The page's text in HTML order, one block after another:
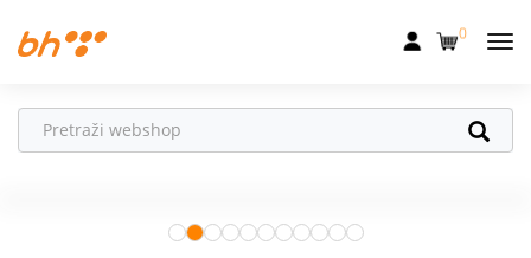
Fiksna
0
Ne propusti
od 04.08.–31.08. očekuju te
super pokloni!